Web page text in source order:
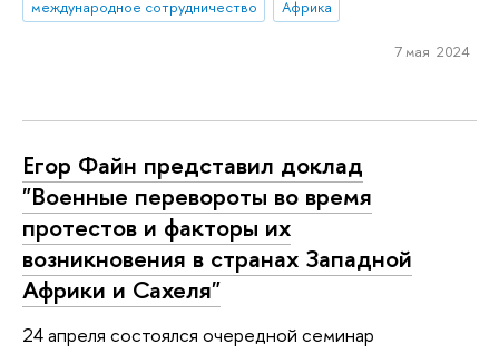
международное сотрудничество
Африка
7 мая 2024
Егор Файн представил доклад
"Военные перевороты во время
протестов и факторы их
возникновения в странах Западной
Африки и Сахеля"
24 апреля состоялся очередной семинар